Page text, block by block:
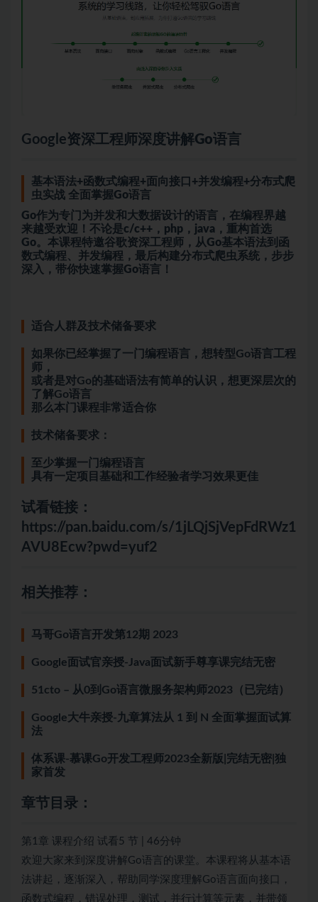
Google资深工程师深度讲解Go语言
基本语法+函数式编程+面向接口+并发编程+分布式爬
虫实战 全面掌握Go语言
Go作为专门为并发和 大数据设计的语言，在编程界越
来越受欢迎！不论是c/c++， php ， java ，重构首选
Go。本课程特邀谷歌资深工程师，从Go基本语法到函
数式编程、并发编程，最后构建分布式爬虫系统，步步
深入，带你快速掌握Go语言！
适合人群及技术储备要求
如果你已经掌握了一门编程语言，想转型Go语言工程
师，
或者是对Go的基础语法有简单的认识，想更深层次的
了解Go语言
那么本门课程非常适合你
技术储备要求：
至少掌握一门编程语言
具有一定项目基础和工作经验者学习效果更佳
试看链接：
https://pan.baidu.com/s/1jLQjSjVepFdRWz1
AVU8Ecw?pwd=yuf2
相关推荐：
马哥Go语言开发第12期 2023
Google面试官亲授-Java面试新手尊享课完结无密
51cto – 从0到Go语言微服务架构师2023（已完结）
Google大牛亲授-九章算法从 1 到 N 全面掌握面试算
法
体系课-慕课Go开发工程师2023全新版|完结无密|独
家首发
章节目录：
第1章 课程介绍 试看5 节 | 46分钟
欢迎大家来到深度讲解Go语言的课堂。本课程将从基本语
法讲起，逐渐深入，帮助同学深度理解Go语言面向接口，
函数式编程，错误处理，测试，并行计算等元素，并带领